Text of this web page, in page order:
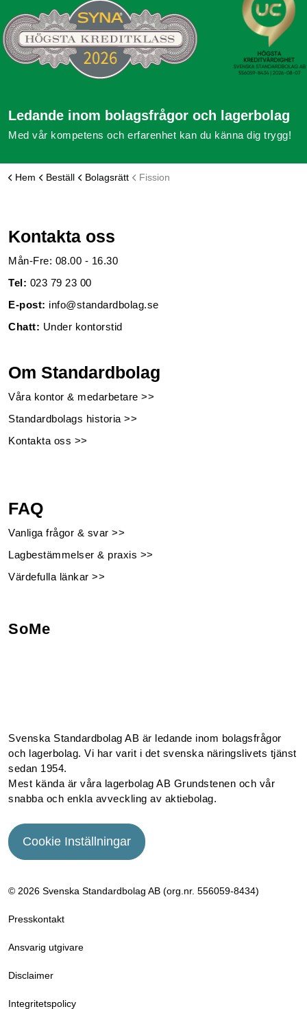
Ledande inom bolagsfrågor och lagerbolag
Med vår kompetens och erfarenhet kan du känna dig trygg!
Hem Beställ Bolagsrätt Fission
Kontakta oss
Mån-Fre: 08.00 - 16.30
Tel: 023 79 23 00
E-post: info@standardbolag.se
Chatt: Under kontorstid
Om Standardbolag
Våra kontor & medarbetare >>
Standardbolags historia >>
Kontakta oss >>
FAQ
Vanliga frågor & svar >>
Lagbestämmelser & praxis >>
Värdefulla länkar >>
SoMe
Svenska Standardbolag AB är ledande inom bolagsfrågor
och lagerbolag. Vi har varit i det svenska näringslivets tjänst
sedan 1954.
Mest kända är våra lagerbolag AB Grundstenen och vår
snabba och enkla avveckling av aktiebolag.
Cookie Inställningar
© 2026 Svenska Standardbolag AB (org.nr. 556059­-8434)
Presskontakt
Ansvarig utgivare
Disclaimer
Integritetspolicy